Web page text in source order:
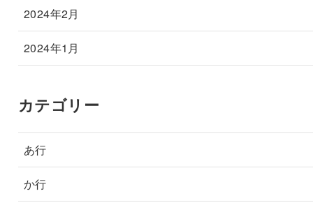
2024年2月
2024年1月
カテゴリー
あ行
か行